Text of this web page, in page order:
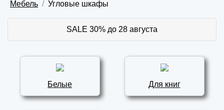
Мебель Угловые шкафы
SALE 30% до 28 августа
Белые Для книг